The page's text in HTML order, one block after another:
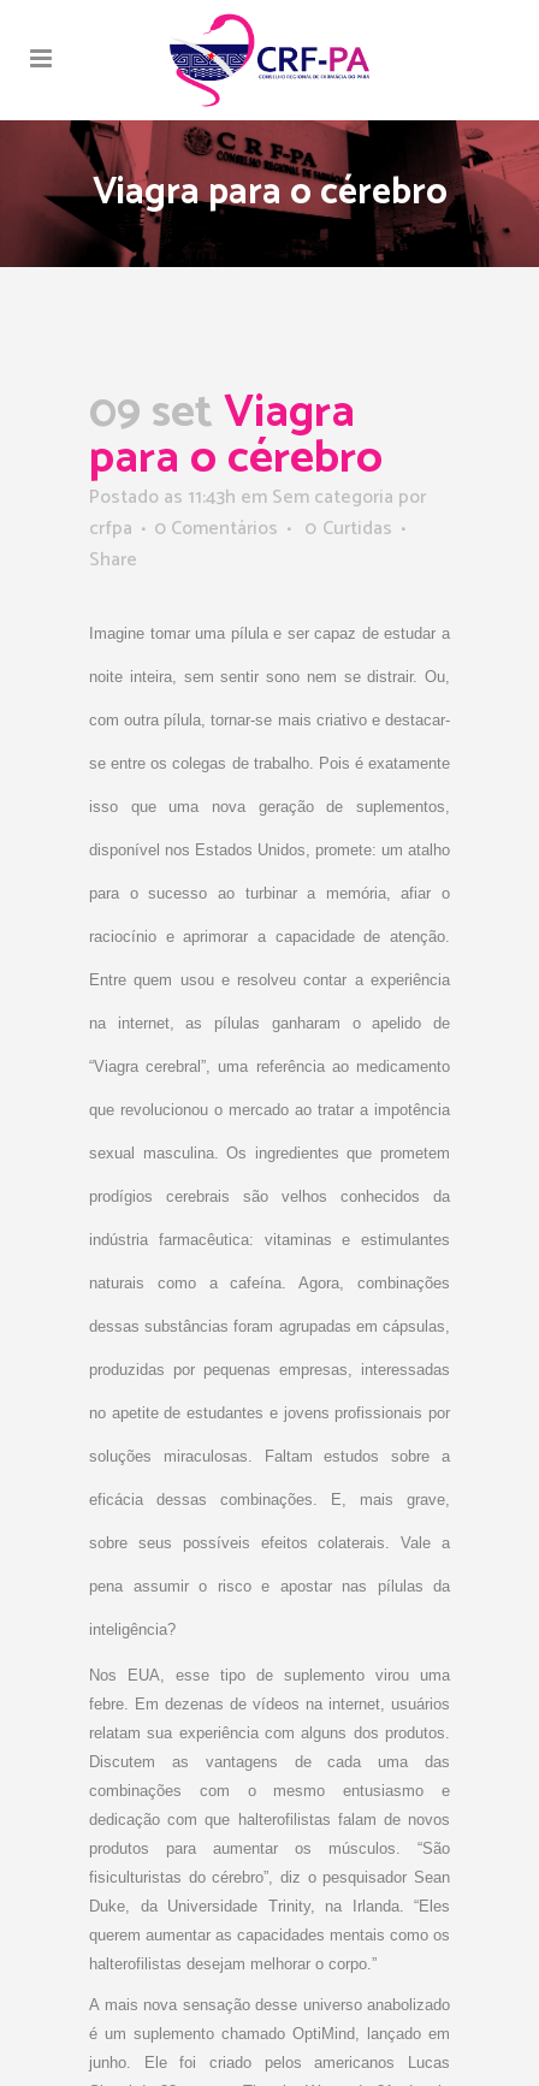
Viagra para o cérebro
09 setViagra
para o cérebro
Postado as 11:43h em Sem categoria por
crfpa
0 Comentários 0 Curtidas
Share
Imagine tomar uma pílula e ser capaz de estudar a
noite inteira, sem sentir sono nem se distrair. Ou,
com outra pílula, tornar-se mais criativo e destacar-
se entre os colegas de trabalho. Pois é exatamente
isso que uma nova geração de suplementos,
disponível nos Estados Unidos, promete: um atalho
para o sucesso ao turbinar a memória, afiar o
raciocínio e aprimorar a capacidade de atenção.
Entre quem usou e resolveu contar a experiência
na internet, as pílulas ganharam o apelido de
“Viagra cerebral”, uma referência ao medicamento
que revolucionou o mercado ao tratar a impotência
sexual masculina. Os ingredientes que prometem
prodígios cerebrais são velhos conhecidos da
indústria farmacêutica: vitaminas e estimulantes
naturais como a cafeína. Agora, combinações
dessas substâncias foram agrupadas em cápsulas,
produzidas por pequenas empresas, interessadas
no apetite de estudantes e jovens profissionais por
soluções miraculosas. Faltam estudos sobre a
eficácia dessas combinações. E, mais grave,
sobre seus possíveis efeitos colaterais. Vale a
pena assumir o risco e apostar nas pílulas da
inteligência?
Nos EUA, esse tipo de suplemento virou uma
febre. Em dezenas de vídeos na internet, usuários
relatam sua experiência com alguns dos produtos.
Discutem as vantagens de cada uma das
combinações com o mesmo entusiasmo e
dedicação com que halterofilistas falam de novos
produtos para aumentar os músculos. “São
fisiculturistas do cérebro”, diz o pesquisador Sean
Duke, da Universidade Trinity, na Irlanda. “Eles
querem aumentar as capacidades mentais como os
halterofilistas desejam melhorar o corpo.”
A mais nova sensação desse universo anabolizado
é um suplemento chamado OptiMind, lançado em
junho. Ele foi criado pelos americanos Lucas